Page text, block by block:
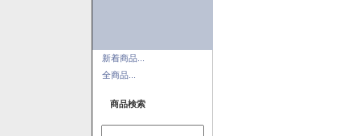
新着商品...
全商品...
商品検索